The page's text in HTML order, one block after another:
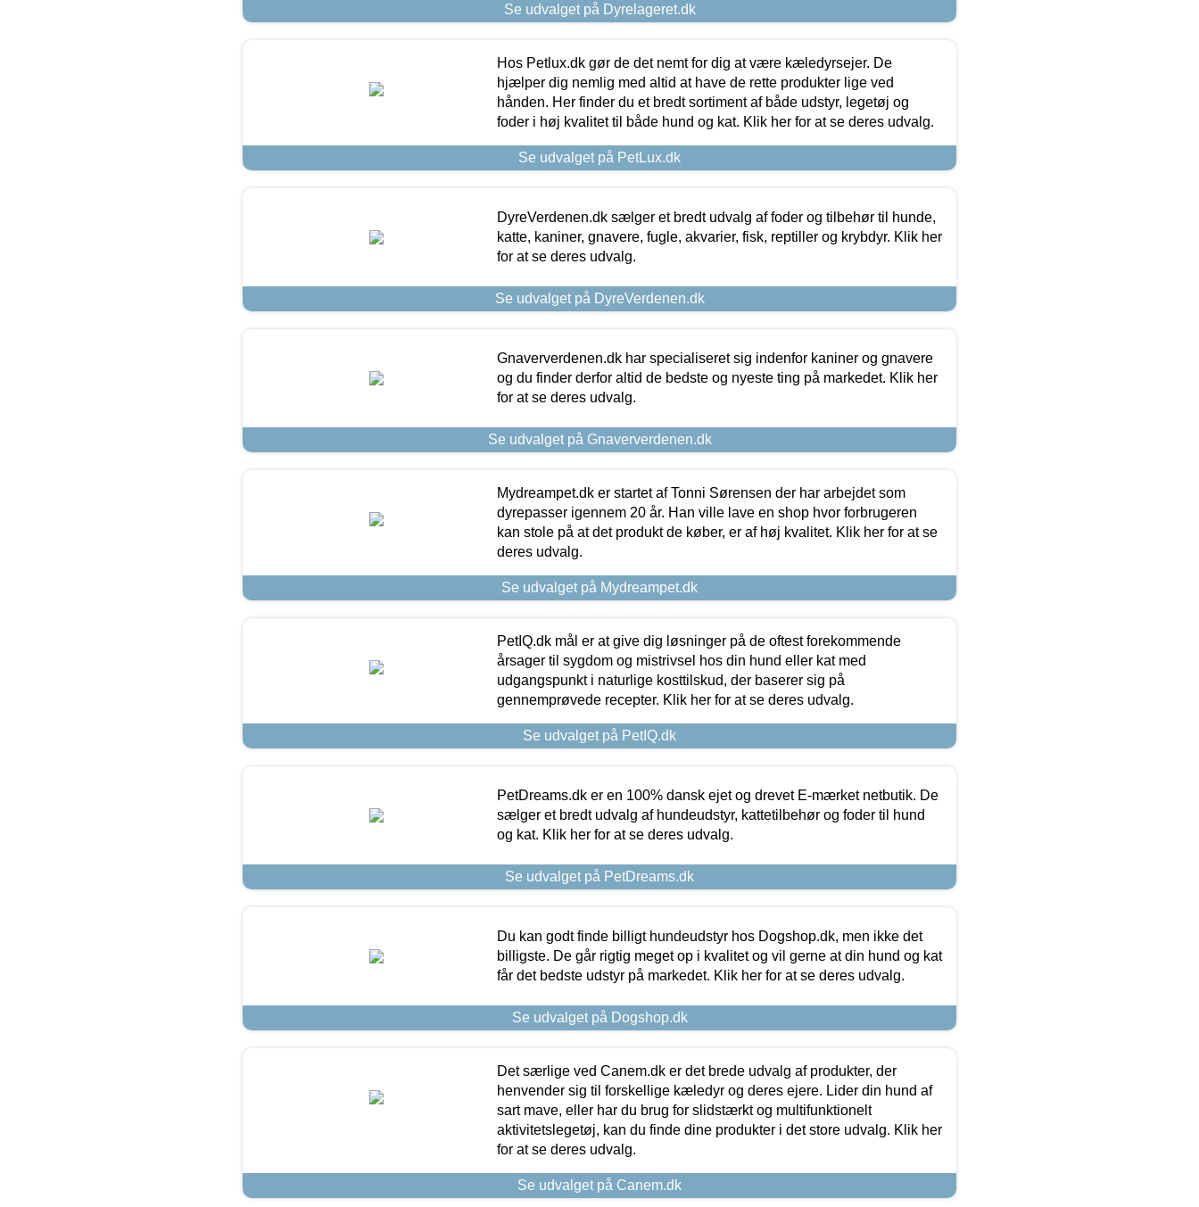
Se udvalget på Dyrelageret.dk
Hos Petlux.dk gør de det nemt for dig at være kæledyrsejer. De
hjælper dig nemlig med altid at have de rette produkter lige ved
hånden. Her finder du et bredt sortiment af både udstyr, legetøj og
foder i høj kvalitet til både hund og kat. Klik her for at se deres udvalg.
Se udvalget på PetLux.dk
DyreVerdenen.dk sælger et bredt udvalg af foder og tilbehør til hunde,
katte, kaniner, gnavere, fugle, akvarier, fisk, reptiller og krybdyr. Klik her
for at se deres udvalg.
Se udvalget på DyreVerdenen.dk
Gnaververdenen.dk har specialiseret sig indenfor kaniner og gnavere
og du finder derfor altid de bedste og nyeste ting på markedet. Klik her
for at se deres udvalg.
Se udvalget på Gnaververdenen.dk
Mydreampet.dk er startet af Tonni Sørensen der har arbejdet som
dyrepasser igennem 20 år. Han ville lave en shop hvor forbrugeren
kan stole på at det produkt de køber, er af høj kvalitet. Klik her for at se
deres udvalg.
Se udvalget på Mydreampet.dk
PetIQ.dk mål er at give dig løsninger på de oftest forekommende
årsager til sygdom og mistrivsel hos din hund eller kat med
udgangspunkt i naturlige kosttilskud, der baserer sig på
gennemprøvede recepter. Klik her for at se deres udvalg.
Se udvalget på PetIQ.dk
PetDreams.dk er en 100% dansk ejet og drevet E-mærket netbutik. De
sælger et bredt udvalg af hundeudstyr, kattetilbehør og foder til hund
og kat. Klik her for at se deres udvalg.
Se udvalget på PetDreams.dk
Du kan godt finde billigt hundeudstyr hos Dogshop.dk, men ikke det
billigste. De går rigtig meget op i kvalitet og vil gerne at din hund og kat
får det bedste udstyr på markedet. Klik her for at se deres udvalg.
Se udvalget på Dogshop.dk
Det særlige ved Canem.dk er det brede udvalg af produkter, der
henvender sig til forskellige kæledyr og deres ejere. Lider din hund af
sart mave, eller har du brug for slidstærkt og multifunktionelt
aktivitetslegetøj, kan du finde dine produkter i det store udvalg. Klik her
for at se deres udvalg.
Se udvalget på Canem.dk